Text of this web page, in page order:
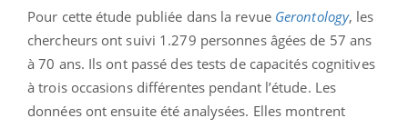
Pour cette étude publiée dans la revue Gerontology, les
chercheurs ont suivi 1.279 personnes âgées de 57 ans
à 70 ans. Ils ont passé des tests de capacités cognitives
à trois occasions différentes pendant l’étude. Les
données ont ensuite été analysées. Elles montrent